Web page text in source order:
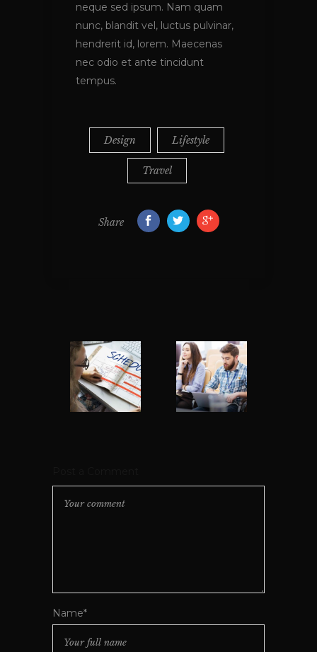
neque sed ipsum. Nam quam
nunc, blandit vel, luctus pulvinar,
hendrerit id, lorem. Maecenas
nec odio et ante tincidunt
tempus.
Design Lifestyle
Travel
Share
Name*